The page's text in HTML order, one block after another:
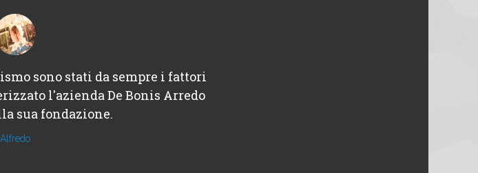
sono stati da sempre i fattori
l'azienda De Bonis Arredo
sua fondazione.
Alfredo